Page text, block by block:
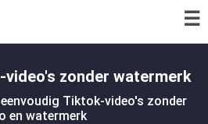
☰
video's zonder watermerk
Tiktok-video's zonder
en watermerk